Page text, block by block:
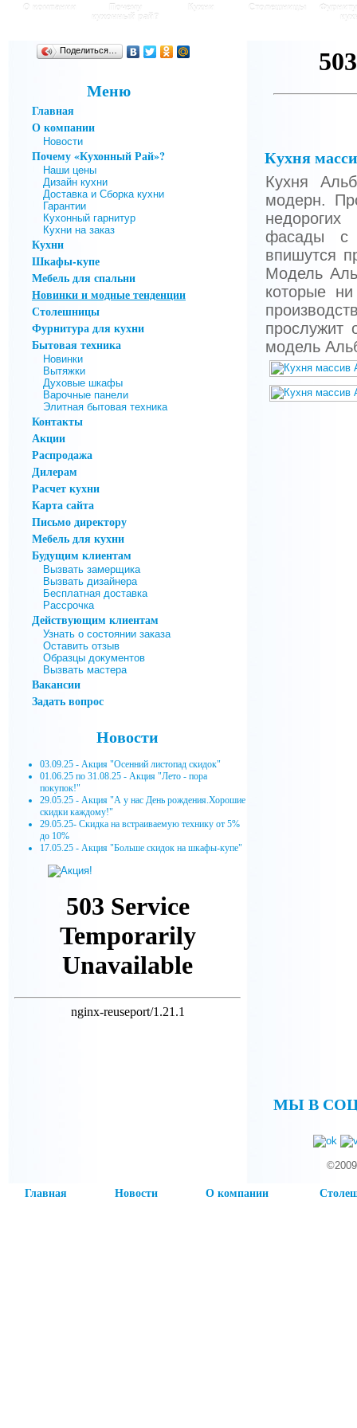
О компании
Почему
кухонный рай?
Кухни Столешницы
Поделиться…
Меню
Главная
О компании
Новости
Почему «Кухонный Рай»?
Наши цены
Дизайн кухни
Доставка и Сборка кухни
Гарантии
Кухонный гарнитур
Кухни на заказ
Кухни
Шкафы-купе
Мебель для спальни
Новинки и модные тенденции
Столешницы
Фурнитура для кухни
Бытовая техника
Новинки
Вытяжки
Духовые шкафы
Варочные панели
Элитная бытовая техника
Контакты
Акции
Распродажа
Дилерам
Расчет кухни
Карта сайта
Письмо директору
Мебель для кухни
Будущим клиентам
Вызвать замерщика
Вызвать дизайнера
Бесплатная доставка
Рассрочка
Действующим клиентам
Узнать о состоянии заказа
Оставить отзыв
Образцы документов
Вызвать мастера
Вакансии
Задать вопрос
Новости
03.09.25 - Акция "Осенний листопад скидок"
01.06.25 по 31.08.25 - Акция "Лето - пора
покупок!"
29.05.25 - Акция "А у нас День рождения.Хорошие
скидки каждому!"
29.05.25- Скидка на встраиваемую технику от 5%
до 10%
17.05.25 - Акция "Больше скидок на шкафы-купе"
Кухня
Кухня
модерн.
фасады с
впишутся
Модель
которые
прослужит
модель
МЫ В
Главная Новости О компании